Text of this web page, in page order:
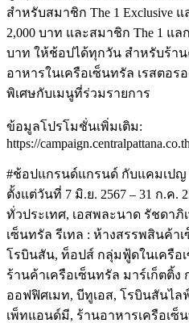
สำหรับสมาชิก The 1 Exclusive
2,000 บาท และสมาชิก The 1 แ
บาท ให้ช้อปได้ทุกวัน สำหรับร้าน
อาหารในเครือเซ็นทรัล เรสตอร
พิเศษกับเมนูที่ร่วมรายการ
ข้อมูลโปรโมชั่นเพิ่มเติม:
https://
#ช้อปแกรนด์แกรนด์ กับแคมเปญ
ตั้งแต่วันที่ 7 มิ.ย. 2567 – 31 ก.ค
ทั่วประเทศ, เอสพละนาด รัชดาภิ
เซ็นทรัล รีเทล : ห้างสรรพสินค้า
โรบินสัน, ท็อปส์ กลุ่มฟู้ดในเครือ
ร้านค้าเครือเซ็นทรัล มาร์เก็ตติ้ง
ออฟฟิศเมท, บีทูเอส, โรบินสันไ
เพ็ทแอนด์มี, ร้านอาหารเครือเซ็